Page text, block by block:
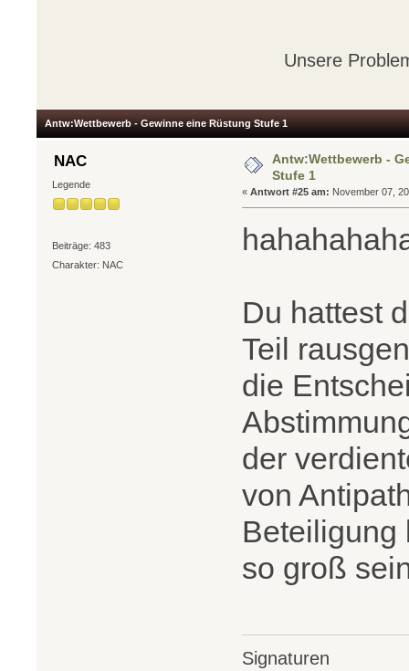
Unsere
Antw:Wettbewerb - Gewinne eine Rüstung Stufe 1
NAC
Legende
Beiträge: 483
Charakter: NAC
Antw:Wettbewerb -
Stufe 1
«Antwort #25 am: November 07,
Du hattest
Teil
die
der
von
Beteiligung
so groß
Signaturen